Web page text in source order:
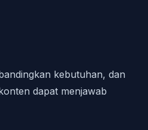
kebutuhan, dan
dapat menjawab